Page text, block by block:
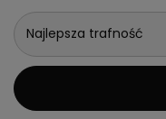
Najlepsza trafność